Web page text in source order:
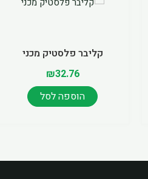
קליבר פלסטיק מכני
₪32.76
הוספה לסל